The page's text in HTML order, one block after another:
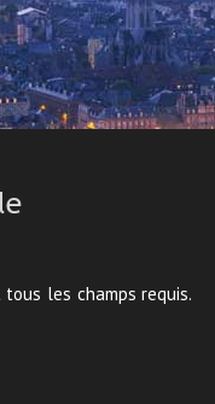
les champs requis.